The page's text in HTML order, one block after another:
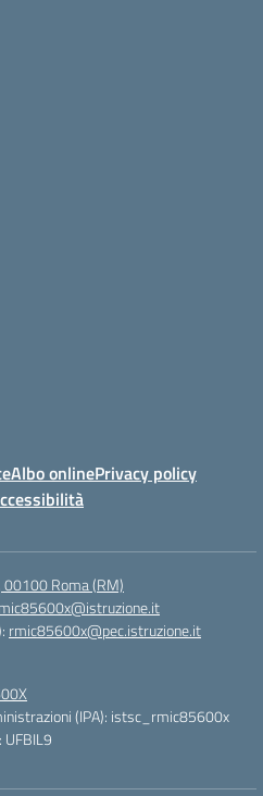
Albo onlinePrivacy policy
Roma (RM)
rmic85600x@pec.istruzione.it
(IPA): istsc_rmic85600x
UFBIL9